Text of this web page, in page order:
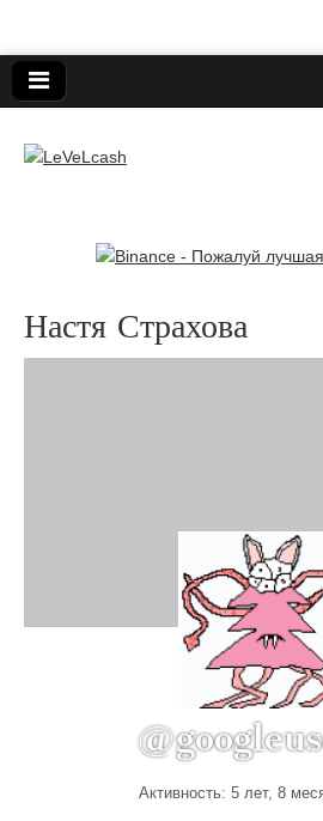
Настя Страхова
Активность: 5 лет, 8